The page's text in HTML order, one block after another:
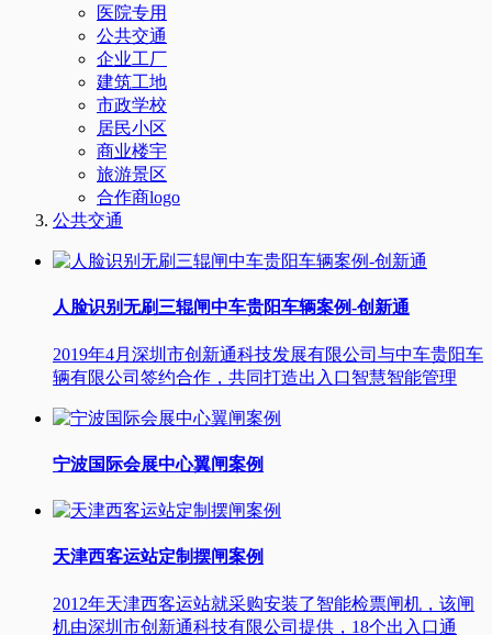
医院专用
公共交通
企业工厂
建筑工地
市政学校
居民小区
商业楼宇
旅游景区
合作商logo
公共交通
人脸识别无刷三辊闸中车贵阳车辆案例-创新通
2019年4月深圳市创新通科技发展有限公司与中车贵阳车
辆有限公司签约合作，共同打造出入口智慧智能管理
宁波国际会展中心翼闸案例
天津西客运站定制摆闸案例
2012年天津西客运站就采购安装了智能检票闸机，该闸
机由深圳市创新通科技有限公司提供，18个出入口通